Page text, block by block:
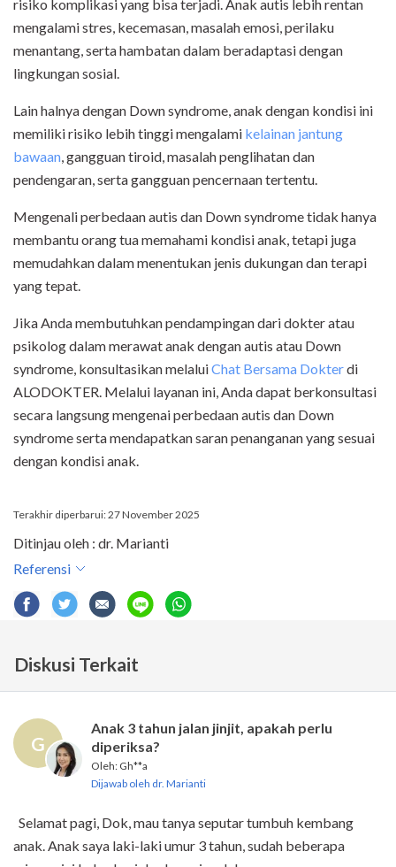
risiko komplikasi yang bisa terjadi. Anak autis lebih rentan
mengalami stres, kecemasan, masalah emosi, perilaku
menantang, serta hambatan dalam beradaptasi dengan
lingkungan sosial.
Lain halnya dengan Down syndrome, anak dengan kondisi ini
memiliki risiko lebih tinggi mengalami kelainan jantung
bawaan , gangguan tiroid, masalah penglihatan dan
pendengaran, serta gangguan pencernaan tertentu.
Mengenali perbedaan autis dan Down syndrome tidak hanya
membantu orang tua memahami kondisi anak, tetapi juga
memudahkan dalam menentukan jenis dukungan dan terapi
yang tepat.
Jika Anda membutuhkan pendampingan dari dokter atau
psikolog dalam merawat anak dengan autis atau Down
syndrome, konsultasikan melaluiChat Bersama Dokterdi
ALODOKTER. Melalui layanan ini, Anda dapat berkonsultasi
secara langsung mengenai perbedaan autis dan Down
syndrome serta mendapatkan saran penanganan yang sesuai
dengan kondisi anak.
Terakhir diperbarui: 27 November 2025